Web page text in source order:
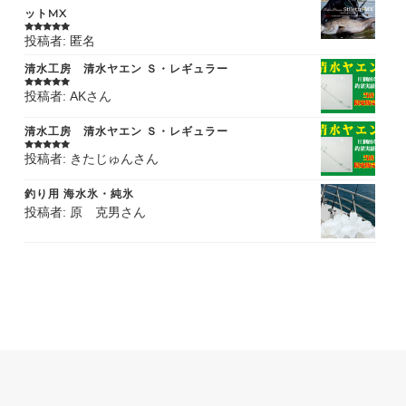
ットMX
5段階中5の
評価
投稿者: 匿名
清水工房 清水ヤエン Ｓ・レギュラー
5段階中5の
評価
投稿者: AKさん
清水工房 清水ヤエン Ｓ・レギュラー
5段階中5の
評価
投稿者: きたじゅんさん
釣り用 海水氷・純氷
投稿者: 原 克男さん